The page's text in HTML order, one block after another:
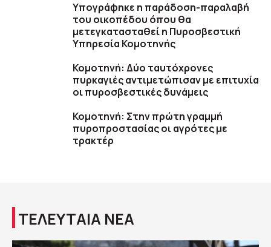
Υπογράφηκε η παράδοση-παραλαβή
του οικοπέδου όπου θα
μετεγκατασταθεί η Πυροσβεστική
Υπηρεσία Κομοτηνής
Κομοτηνή: Δύο ταυτόχρονες
πυρκαγιές αντιμετώπισαν με επιτυχία
οι πυροσβεστικές δυνάμεις
Κομοτηνή: Στην πρώτη γραμμή
πυροπροστασίας οι αγρότες με
τρακτέρ
ΤΕΛΕΥΤΑΙΑ ΝΕΑ